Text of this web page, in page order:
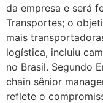
da empresa e será
Transportes; o
mais
logística, incluiu
no Brasil. Segundo
chain sênior
reflete o